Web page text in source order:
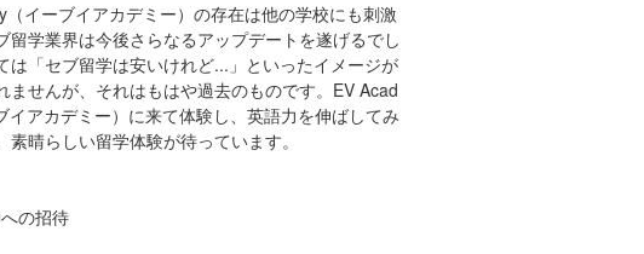
（イーブイアカデミー）の存在は他の学校にも刺激
留学業界は今後さらなるアップデートを遂げるでし
は「セブ留学は安いけれど...」といったイメージが
ませんが、それはもはや過去のものです。EV Acad
イアカデミー）に来て体験し、英語力を伸ばしてみ
素晴らしい留学体験が待っています。
の招待